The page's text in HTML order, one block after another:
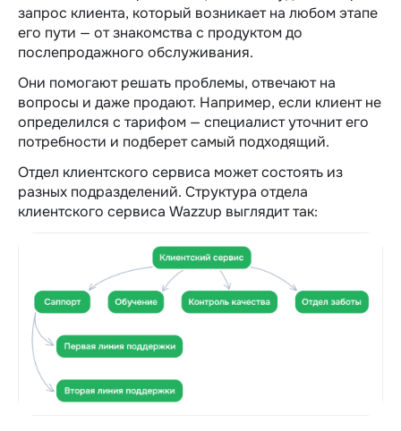
запрос клиента, который возникает на любом этапе
его пути — от знакомства с продуктом до
послепродажного обслуживания.
Они помогают решать проблемы, отвечают на
вопросы и даже продают. Например, если клиент не
определился с тарифом — специалист уточнит его
потребности и подберет самый подходящий.
Отдел клиентского сервиса может состоять из
разных подразделений. Структура отдела
клиентского сервиса Wazzup выглядит так: